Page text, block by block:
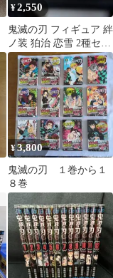
¥2,550
鬼滅の刃 フィギュア 絆
ノ装 狛治 恋雪 2種セッ
ト
¥3,800
鬼滅の刃 １巻から１
８巻